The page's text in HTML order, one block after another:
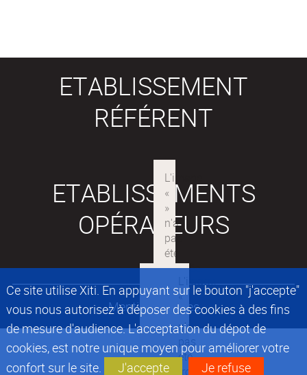
Ce site utilise Xiti. En appuyant sur le bouton "j'accepte"
vous nous autorisez à déposer des cookies à des fins
de mesure d'audience. L'acceptation du dépot de
cookies, est notre unique moyen pour améliorer votre
confort sur le site.
J'accepte Je refuse
ETABLISSEMENT
RÉFÉRENT
ETABLISSEMENTS
OPÉRATEURS
Mentions légales